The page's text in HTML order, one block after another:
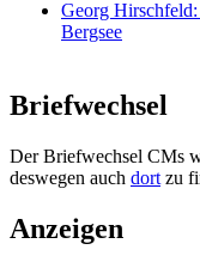
Georg
Bergsee
Briefwechsel
Der Briefwechsel CMs
deswegen auch dort zu
Anzeigen